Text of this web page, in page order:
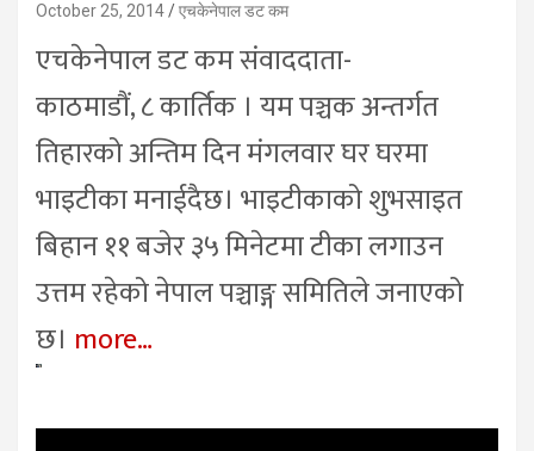
October 25, 2014 एचकेनेपाल डट कम
एचकेनेपाल डट कम संवाददाता-
काठमाडौं, ८ कार्तिक । यम पञ्चक अन्तर्गत
तिहारको अन्तिम दिन मंगलवार घर घरमा
भाइटीका मनाईदैछ। भाइटीकाको शुभसाइत
बिहान ११ बजेर ३५ मिनेटमा टीका लगाउन
उत्तम रहेको नेपाल पञ्चाङ्ग समितिले जनाएको
छ। more…